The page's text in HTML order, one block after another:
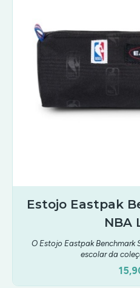
Estojo Eastpak
NBA
O Estojo Eastpak Benchmark
escolar da